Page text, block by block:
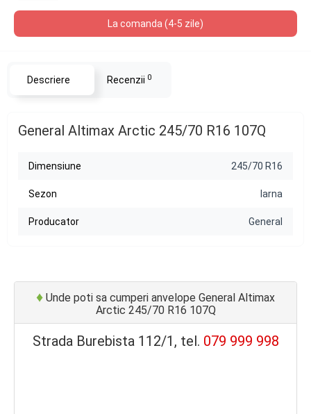
La comanda (4-5 zile)
Descriere Recenzii 0
General Altimax Arctic 245/70 R16 107Q
Dimensiune 245/70 R16
Sezon Iarna
Producator General
♦ Unde poti sa cumperi anvelope General Altimax
Arctic 245/70 R16 107Q
Strada Burebista 112/1, tel. 079 999 998